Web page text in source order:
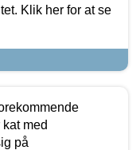
Klik her for at se
med
på